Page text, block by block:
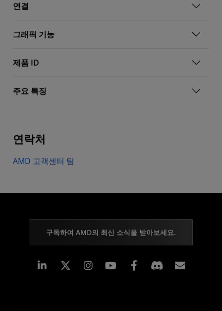
연결
그래픽 기능
제품 ID
주요 특징
연락처
AMD 고객센터 팀
구독하여 AMD의 최신 소식을 받아보세요.
Linkedin Instagram Facebook